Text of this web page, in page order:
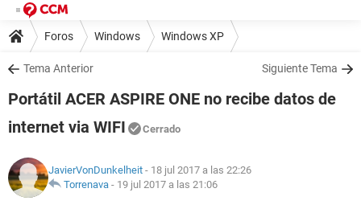
Foros Windows Windows XP
Tema Anterior Siguiente Tema
Portátil ACER ASPIRE ONE no recibe datos de
internet via WIFI
Cerrado
JavierVonDunkelheit - 18 jul 2017 a las 22:26
Torrenava - 19 jul 2017 a las 21:06